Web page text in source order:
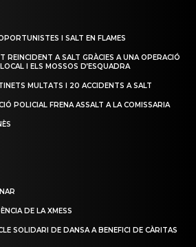
I SALT EN FLAMES
REINCIDENT A SALT GRÀCIES A UNA OPERACIÓ
I ELS MOSSOS D’ESQUADRA
MULTATS I 20 ACCIDENTS A SALT
POLICIAL FRENA ASSALT A LA COMISSARIA
DE LA XMESS
SOLIDARI DE DANSA A BENEFICI DE CÀRITAS